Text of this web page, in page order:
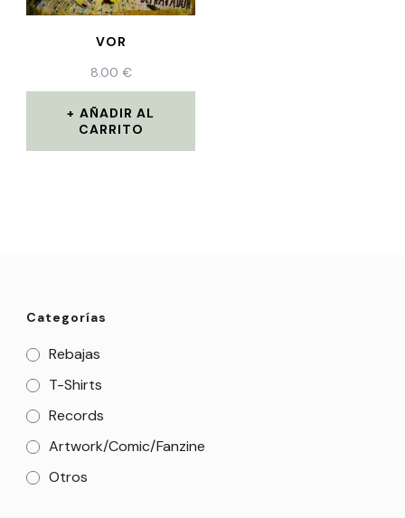
VOR
8.00 €
AÑADIR AL
CARRITO
Categorías
Rebajas
T-Shirts
Records
Artwork/Comic/Fanzine
Otros